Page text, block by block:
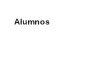
Alumnos